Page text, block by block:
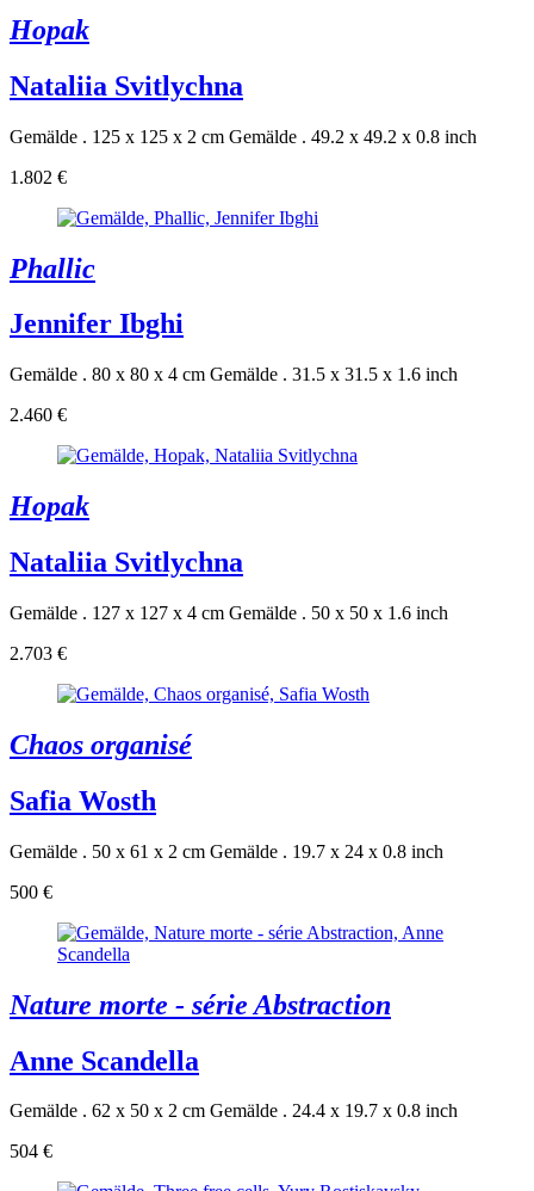
Hopak
Nataliia Svitlychna
Gemälde . 125 x 125 x 2 cm Gemälde . 49.2 x 49.2 x 0.8 inch
1.802 €
Phallic
Jennifer Ibghi
Gemälde . 80 x 80 x 4 cm Gemälde . 31.5 x 31.5 x 1.6 inch
2.460 €
Hopak
Nataliia Svitlychna
Gemälde . 127 x 127 x 4 cm Gemälde . 50 x 50 x 1.6 inch
2.703 €
Chaos organisé
Safia Wosth
Gemälde . 50 x 61 x 2 cm Gemälde . 19.7 x 24 x 0.8 inch
500 €
Nature morte - série Abstraction
Anne Scandella
Gemälde . 62 x 50 x 2 cm Gemälde . 24.4 x 19.7 x 0.8 inch
504 €